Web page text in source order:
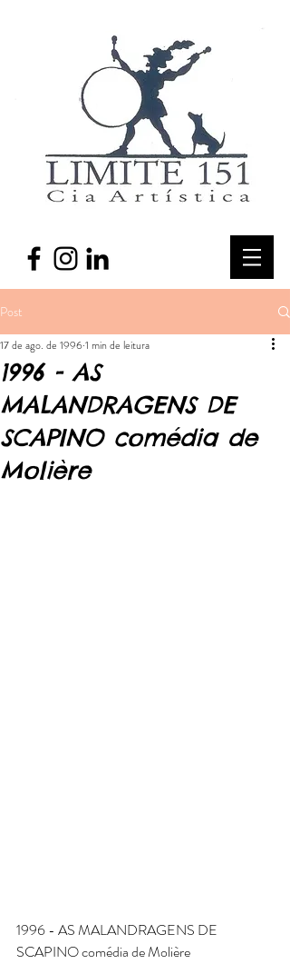
Post
1996 - AS
MALANDRAGENS DE
SCAPINO comédia de
Molière
17 de ago. de 19961 min de leitura
1996 - AS MALANDRAGENS DE
SCAPINO comédia de Molière